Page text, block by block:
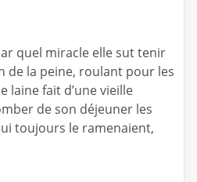
quel miracle elle sut tenir
de la peine, roulant pour les
laine fait d’une vieille
de son déjeuner les
toujours le ramenaient,